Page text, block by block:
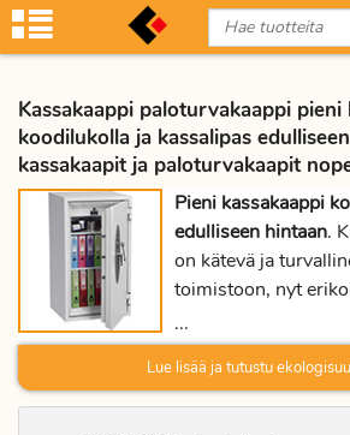
Kassakaappi paloturvakaappi
koodilukolla ja kassalipas
kassakaapit ja paloturvakaapit
Pieni kassakaappi
edulliseen hintaan.
on kätevä ja
toimistoon, nyt
näppärä lukitus
Proficientin
myös turvallinen
...
Lue lisää ja tutustu